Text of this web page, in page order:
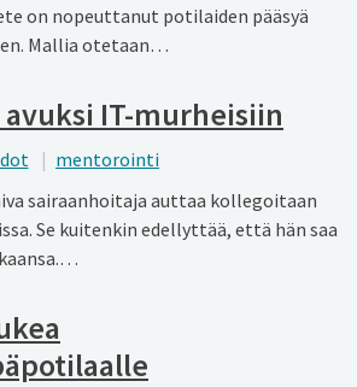
on nopeuttanut potilaiden pääsyä
Mallia otetaan…
IT-murheisiin
mentorointi
sairaanhoitaja auttaa kollegoitaan
Se kuitenkin edellyttää, että hän saa